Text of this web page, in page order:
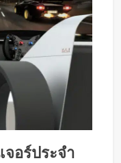
อร์ประจำ